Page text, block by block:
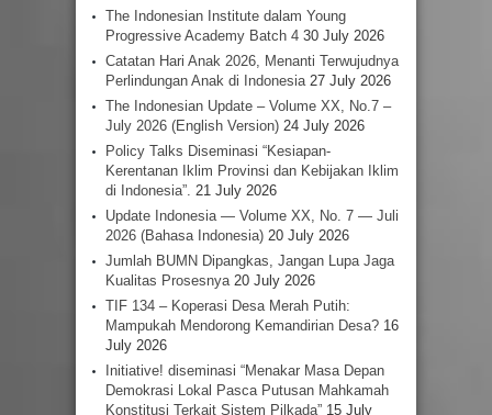
The Indonesian Institute dalam Young
Progressive Academy Batch 4 30 July 2026
Catatan Hari Anak 2026, Menanti Terwujudnya
Perlindungan Anak di Indonesia 27 July 2026
The Indonesian Update – Volume XX, No.7 –
July 2026 (English Version) 24 July 2026
Policy Talks Diseminasi “Kesiapan-
Kerentanan Iklim Provinsi dan Kebijakan Iklim
di Indonesia”. 21 July 2026
Update Indonesia — Volume XX, No. 7 — Juli
2026 (Bahasa Indonesia) 20 July 2026
Jumlah BUMN Dipangkas, Jangan Lupa Jaga
Kualitas Prosesnya 20 July 2026
TIF 134 – Koperasi Desa Merah Putih:
Mampukah Mendorong Kemandirian Desa? 16
July 2026
Initiative! diseminasi “Menakar Masa Depan
Demokrasi Lokal Pasca Putusan Mahkamah
Konstitusi Terkait Sistem Pilkada” 15 July